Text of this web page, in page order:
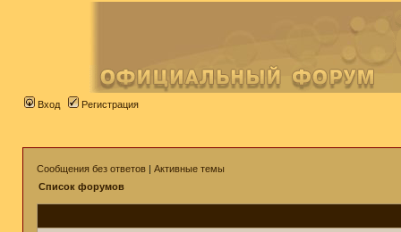
Вход Регистрация
Сообщения без ответов | Активные темы
Список форумов